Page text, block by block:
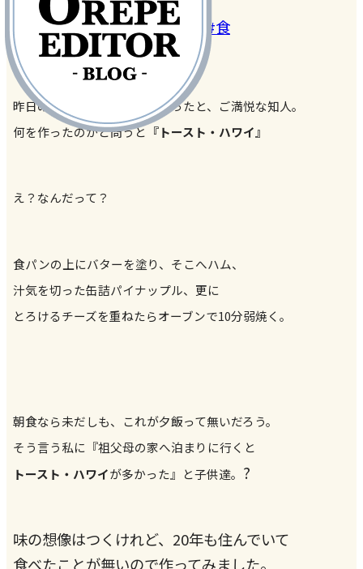
#カルチャー#パンのアレンジ #食
昨日の晩御飯が凄く美味しかったと、ご満悦な知人。
何を作ったのかと問うと 『トースト・ハワイ』
え？なんだって？
食パンの上にバターを塗り、そこへハム、
汁気を切った缶詰パイナップル、更に
とろけるチーズを重ねたらオーブンで10分弱焼く。
朝食なら未だしも、これが夕飯って無いだろう。
そう言う私に『祖父母の家へ泊まりに行くと
トースト・ハワイが多かった』と子供達。 ?
味の想像はつくけれど、20年も住んでいて
食べたことが無いので作ってみました。